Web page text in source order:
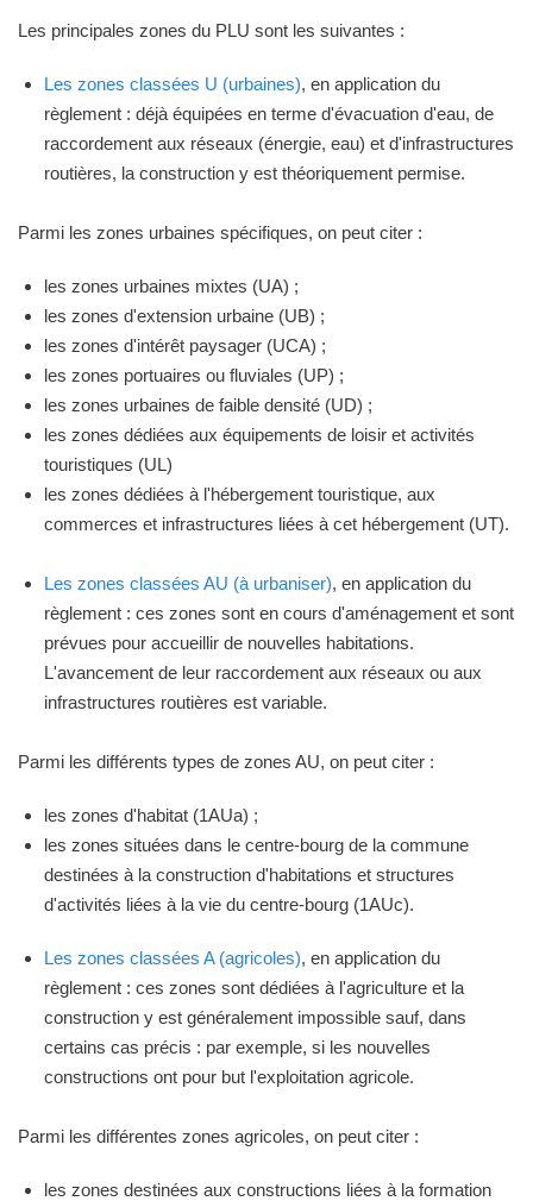
Les principales zones du PLU sont les suivantes :
Les zones classées U (urbaines), en application du
règlement : déjà équipées en terme d'évacuation d'eau, de
raccordement aux réseaux (énergie, eau) et d'infrastructures
routières, la construction y est théoriquement permise.
Parmi les zones urbaines spécifiques, on peut citer :
les zones urbaines mixtes (UA) ;
les zones d'extension urbaine (UB) ;
les zones d'intérêt paysager (UCA) ;
les zones portuaires ou fluviales (UP) ;
les zones urbaines de faible densité (UD) ;
les zones dédiées aux équipements de loisir et activités
touristiques (UL)
les zones dédiées à l'hébergement touristique, aux
commerces et infrastructures liées à cet hébergement (UT).
Les zones classées AU (à urbaniser), en application du
règlement : ces zones sont en cours d'aménagement et sont
prévues pour accueillir de nouvelles habitations.
L'avancement de leur raccordement aux réseaux ou aux
infrastructures routières est variable.
Parmi les différents types de zones AU, on peut citer :
les zones d'habitat (1AUa) ;
les zones situées dans le centre-bourg de la commune
destinées à la construction d'habitations et structures
d'activités liées à la vie du centre-bourg (1AUc).
Les zones classées A (agricoles), en application du
règlement : ces zones sont dédiées à l'agriculture et la
construction y est généralement impossible sauf, dans
certains cas précis : par exemple, si les nouvelles
constructions ont pour but l'exploitation agricole.
Parmi les différentes zones agricoles, on peut citer :
les zones destinées aux constructions liées à la formation